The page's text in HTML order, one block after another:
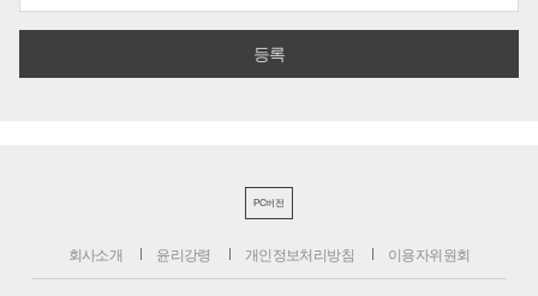
PC버전
회사소개 윤리강령 개인정보처리방침 이용자위원회